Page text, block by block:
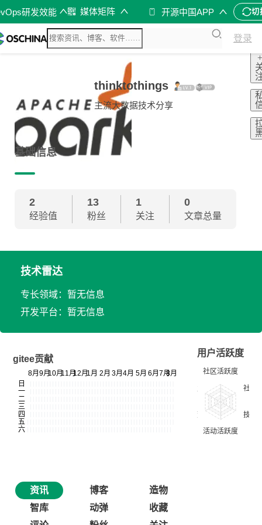
研发效能 媒体矩阵 开源中国APP 切
登录
thinktothings
主流大数据技术分享
+
基础信息
2
经验值
13
粉丝
1
关注
0
文章总量
技术雷达
专长领域：暂无信息
开发平台：暂无信息
gitee贡献
用户活跃度
资讯 博客
造物
智库
动弹
收藏